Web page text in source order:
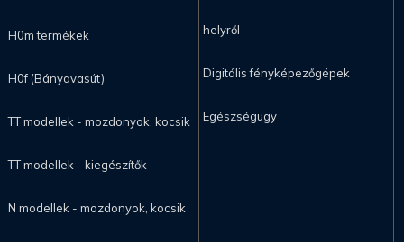
H0m termékek
H0f (Bányavasút)
TT modellek - mozdonyok, kocsik
TT modellek - kiegészítők
N modellek - mozdonyok, kocsik
helyről
Digitális fényképezőgépek
Egészségügy